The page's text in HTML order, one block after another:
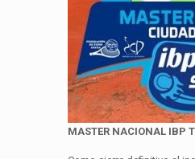
MASTER NACIONAL IBP